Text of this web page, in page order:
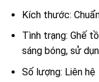
Kích thước:
Tình trạng: Ghế
sáng bóng, sử
Số lượng: Liên hệ